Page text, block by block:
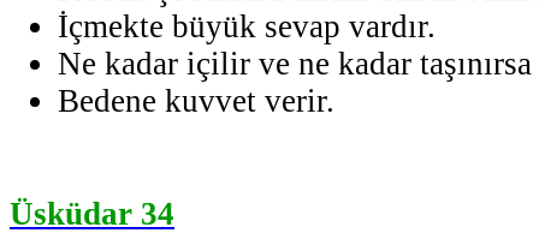
İçmekte büyük sevap vardır.
Ne kadar içilir ve ne kadar taşınırsa
Bedene kuvvet verir.
Üsküdar 34